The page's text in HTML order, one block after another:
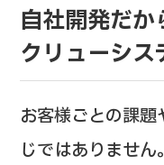
自社開発だか
クリューシス
お客様ごとの課
じではありませ